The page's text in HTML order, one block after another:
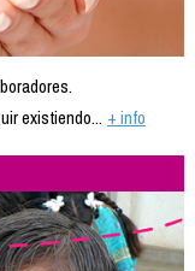
existiendo... + info